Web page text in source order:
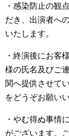
・感染防止の観
だき、出演者へ
いたします。
・終演後にお客
様の氏名及びご
関へ提供させて
をどうぞお願い
・やむ得ぬ事情
がございます。